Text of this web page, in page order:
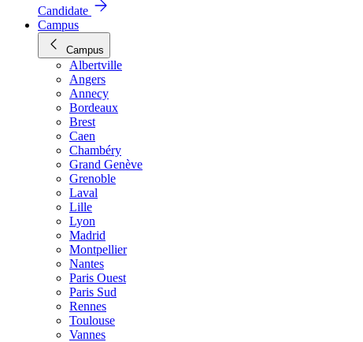
Candidate
Campus
Campus
Albertville
Angers
Annecy
Bordeaux
Brest
Caen
Chambéry
Grand Genève
Grenoble
Laval
Lille
Lyon
Madrid
Montpellier
Nantes
Paris Ouest
Paris Sud
Rennes
Toulouse
Vannes